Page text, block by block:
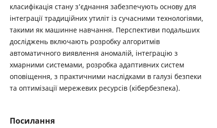
класифікація стану з’єднання забезпечують основу для
інтеграції традиційних утиліт із сучасними технологіями,
такими як машинне навчання. Перспективи подальших
досліджень включають розробку алгоритмів
автоматичного виявлення аномалій, інтеграцію з
хмарними системами, розробка адаптивних систем
оповіщення, з практичними наслідками в галузі безпеки
та оптимізації мережевих ресурсів (кібербезпека).
Посилання